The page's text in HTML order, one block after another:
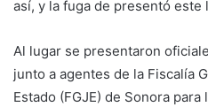
así, y la fuga de presentó este
Al lugar se presentaron
junto a agentes de la Fiscalía
Estado (FGJE) de Sonora